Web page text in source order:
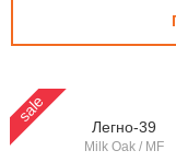
sale
Легно-39
Milk Oak / MF